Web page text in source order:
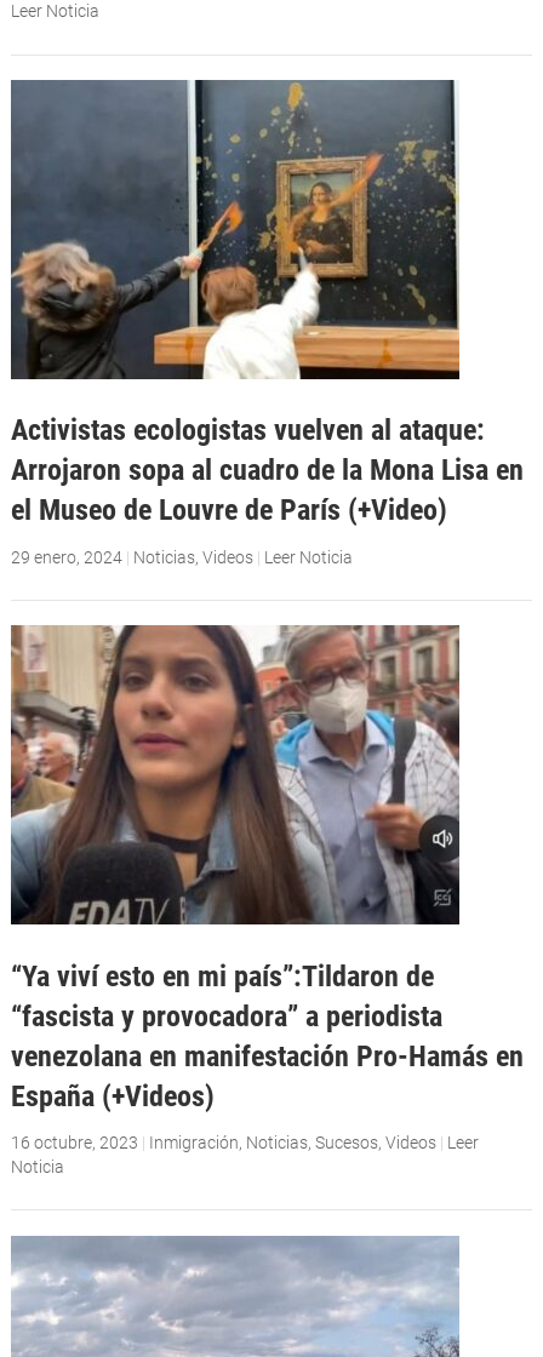
Leer Noticia
Activistas ecologistas vuelven al ataque:
Arrojaron sopa al cuadro de la Mona Lisa en
el Museo de Louvre de París (+Video)
29 enero, 2024| Noticias, Videos | Leer Noticia
“Ya viví esto en mi país”:Tildaron de
“fascista y provocadora” a periodista
venezolana en manifestación Pro-Hamás en
España (+Videos)
16 octubre, 2023 | Inmigración, Noticias, Sucesos, Videos | Leer
Noticia